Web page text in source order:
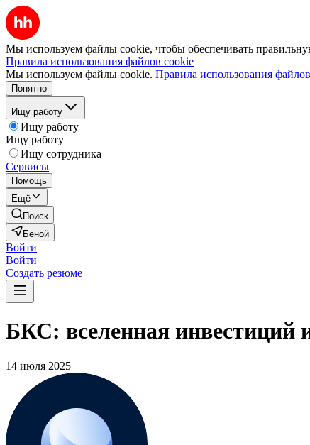
Мы используем файлы cookie, чтобы обеспечивать
Правила использования файлов cookie
Мы используем файлы cookie. Правила использования
Понятно
Ищу работу
Ищу работу
Ищу работу
Ищу сотрудника
Сервисы
Помощь
Ещё
Поиск
Беной
Войти
Войти
Создать резюме
БКС: вселенная инвестиций
14 июля 2025